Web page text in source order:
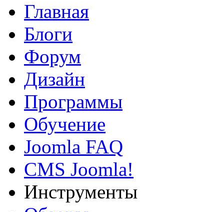
Главная
Блоги
Форум
Дизайн
Программы
Обучение
Joomla FAQ
CMS Joomla!
Инструменты